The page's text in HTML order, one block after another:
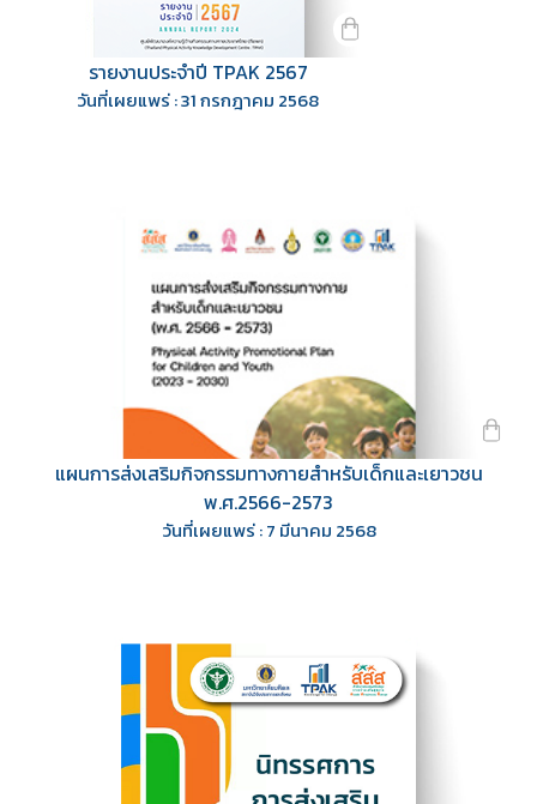
รายงานประจำปี TPAK 2567
วันที่เผยแพร่ : 31 กรกฎาคม 2568
แผนการส่งเสริมกิจกรรมทางกายสำหรับเด็กและเยาวชน
พ.ศ.2566-2573
วันที่เผยแพร่ : 7 มีนาคม 2568